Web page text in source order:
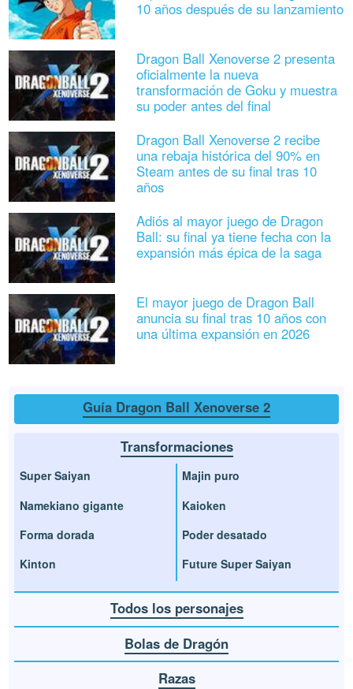
10 años después de su lanzamiento
Dragon Ball Xenoverse 2 presenta
oficialmente la nueva
transformación de Goku y muestra
su poder antes del final
Dragon Ball Xenoverse 2 recibe
una rebaja histórica del 90% en
Steam antes de su final tras 10
años
Adiós al mayor juego de Dragon
Ball: su final ya tiene fecha con la
expansión más épica de la saga
El mayor juego de Dragon Ball
anuncia su final tras 10 años con
una última expansión en 2026
Guía Dragon Ball Xenoverse 2
Transformaciones
Super Saiyan
Namekiano gigante
Forma dorada
Kinton
Majin puro
Kaioken
Poder desatado
Future Super Saiyan
Todos los personajes
Bolas de Dragón
Razas